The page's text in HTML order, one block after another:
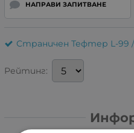
НАПРАВИ ЗАПИТВАНЕ
Страничен Тефтер L-99 /
Рейтинг: